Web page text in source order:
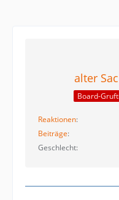
alter
Board-Grufti
Reaktionen
Beiträge
Geschlecht